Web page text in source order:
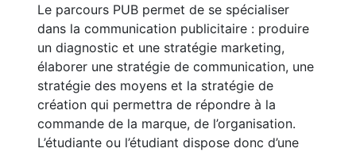
Le parcours PUB permet de se spécialiser
dans la communication publicitaire : produire
un diagnostic et une stratégie marketing,
élaborer une stratégie de communication, une
stratégie des moyens et la stratégie de
création qui permettra de répondre à la
commande de la marque, de l’organisation.
L’étudiante ou l’étudiant dispose donc d’une